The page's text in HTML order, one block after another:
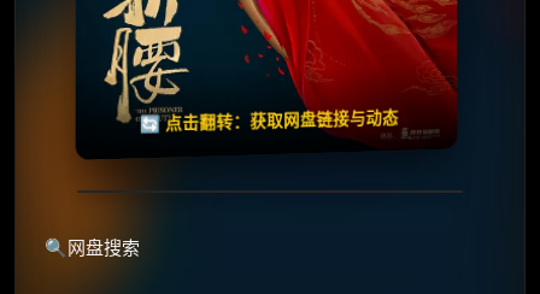
🔄 点击翻转：获取网盘链接与动态
失效请反馈
天天领红包
🔍网盘搜索